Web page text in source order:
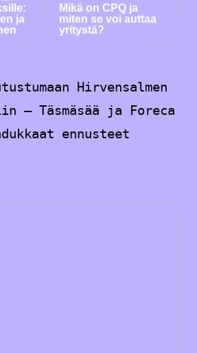
ja
Mikä on CPQ ja
miten se voi auttaa
yritystä?
Hirvensalmen
– Täsmäsää ja Foreca
ennusteet